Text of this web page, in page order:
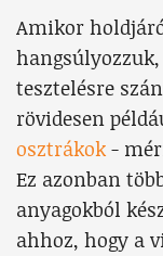
Amikor
tesztelésre
rövidesen
osztrákok-
Ez azonban
anyagokból
ahhoz, hogy a